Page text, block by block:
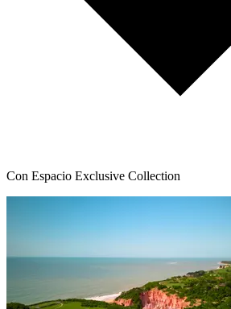
Con Espacio Exclusive Collection